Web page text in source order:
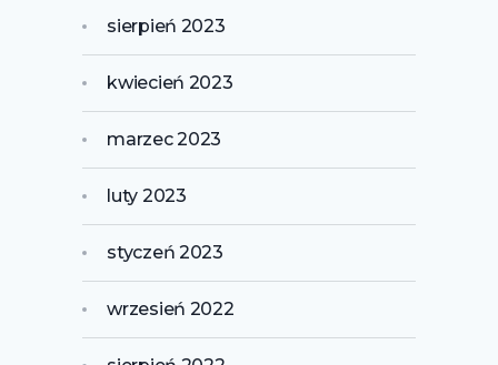
sierpień 2023
kwiecień 2023
marzec 2023
luty 2023
styczeń 2023
wrzesień 2022